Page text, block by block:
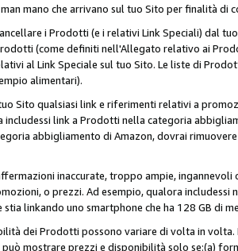
mano che arrivano sul tuo Sito per finalità
i Prodotti (e i relativi Link Speciali) dal
(come definiti nell'Allegato relativo ai
al Link Speciale sul tuo Sito. Le liste di
alimentari).
Sito qualsiasi link e riferimenti relativi a
includessi link a Prodotti nella categoria
abbigliamento di Amazon, dovrai
inaccurate, troppo ampie,
o prezzi. Ad esempio, qualora includessi
stia linkando uno smartphone che ha 128 GB di
dei Prodotti possono variare di volta in
mostrare prezzi e disponibilità solo se:(a)